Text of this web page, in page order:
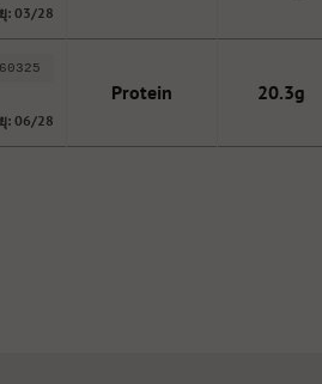
: 03/28
: 06/28
Protein 20.3g